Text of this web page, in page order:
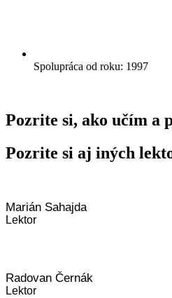
Spolupráca od roku: 1997
Pozrite si, ako učím a
Pozrite si aj iných
Marián Sahajda
Lektor
Radovan Černák
Lektor